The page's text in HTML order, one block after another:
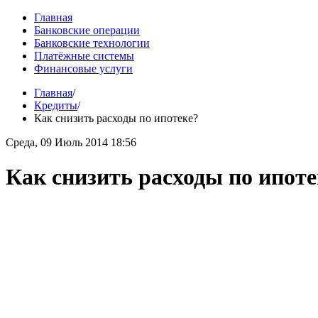
Главная
Банковские операции
Банковские технологии
Платёжные системы
Финансовые услуги
Главная/
Кредиты/
Как снизить расходы по ипотеке?
Среда, 09 Июль 2014 18:56
Как снизить расходы по